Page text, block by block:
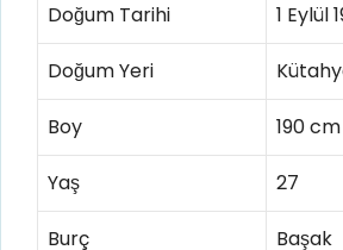
Doğum Tarihi 1 Eylül
Doğum Yeri
Boy 190 cm
Yaş 27
Burç Başak